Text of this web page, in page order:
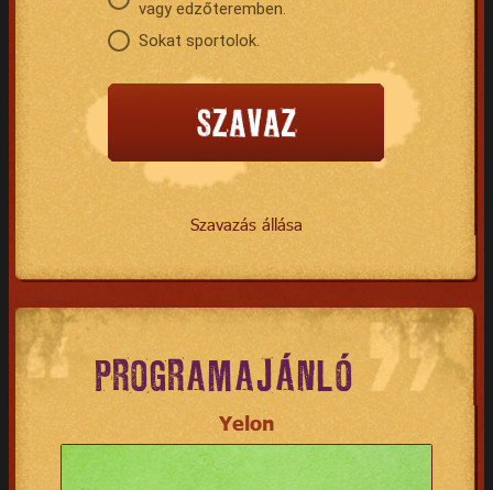
vagy edzőteremben.
Sokat sportolok.
Szavazás állása
PROGRAMAJÁNLÓ
Yelon